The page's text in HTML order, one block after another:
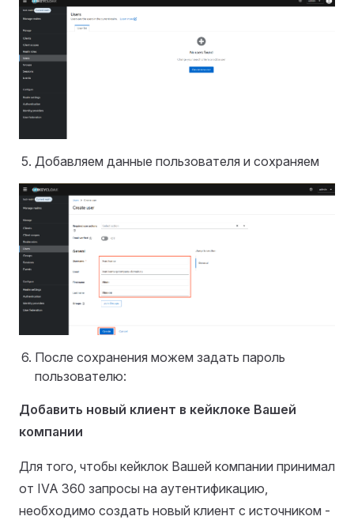
Добавляем данные пользователя и сохраняем
После сохранения можем задать пароль
пользователю:
Добавить новый клиент в кейклоке Вашей
компании
Для того, чтобы кейклок Вашей компании принимал
от IVA 360 запросы на аутентификацию,
необходимо создать новый клиент с источником -